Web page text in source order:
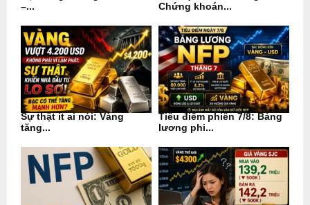
–...
Chứng khoán...
Sự thật ít ai nói: Vàng
tăng...
Tiêu điểm phiên 7/8: Bảng
lương phi...